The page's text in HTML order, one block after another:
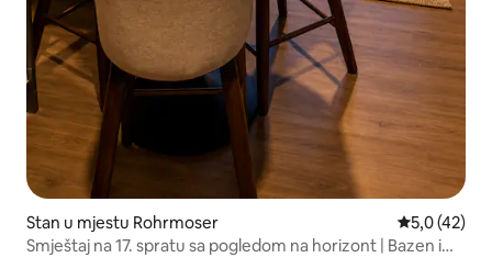
Stan u mjestu Rohrmoser Prosječna
5,0 (42)
Smještaj na 17. spratu sa pogledom na horizont | Bazen i